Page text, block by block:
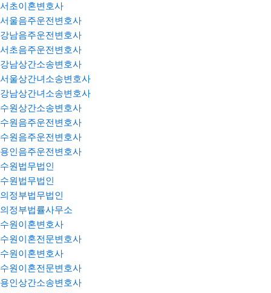
서초이혼변호사
서울음주운전변호사
강남음주운전변호사
서초음주운전변호사
강남상간소송변호사
서울상간녀소송변호사
강남상간녀소송변호사
수원상간소송변호사
수원음주운전변호사
수원음주운전변호사
용인음주운전변호사
수원법무법인
수원법무법인
의정부법무법인
의정부법률사무소
수원이혼변호사
수원이혼전문변호사
수원이혼변호사
수원이혼전문변호사
용인상간소송변호사